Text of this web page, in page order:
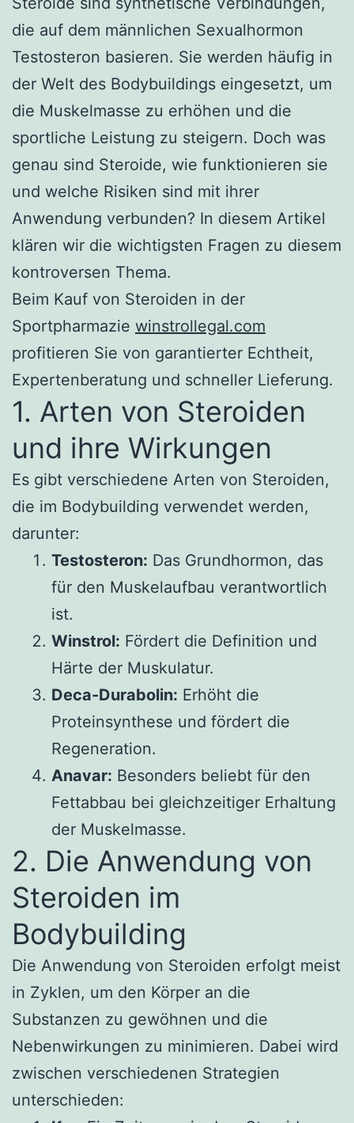
die auf dem männlichen Sexualhormon
Testosteron basieren. Sie werden häufig in
der Welt des Bodybuildings eingesetzt, um
die Muskelmasse zu erhöhen und die
sportliche Leistung zu steigern. Doch was
genau sind Steroide, wie funktionieren sie
und welche Risiken sind mit ihrer
Anwendung verbunden? In diesem Artikel
klären wir die wichtigsten Fragen zu diesem
kontroversen Thema.
Beim Kauf von Steroiden in der
Sportpharmazie winstrollegal.com
profitieren Sie von garantierter Echtheit,
Expertenberatung und schneller Lieferung.
1. Arten von Steroiden
und ihre Wirkungen
Es gibt verschiedene Arten von Steroiden,
die im Bodybuilding verwendet werden,
darunter:
Testosteron: Das Grundhormon, das
für den Muskelaufbau verantwortlich
ist.
Winstrol: Fördert die Definition und
Härte der Muskulatur.
Deca-Durabolin: Erhöht die
Proteinsynthese und fördert die
Regeneration.
Anavar: Besonders beliebt für den
Fettabbau bei gleichzeitiger Erhaltung
der Muskelmasse.
2. Die Anwendung von
Steroiden im
Bodybuilding
Die Anwendung von Steroiden erfolgt meist
in Zyklen, um den Körper an die
Substanzen zu gewöhnen und die
Nebenwirkungen zu minimieren. Dabei wird
zwischen verschiedenen Strategien
unterschieden: